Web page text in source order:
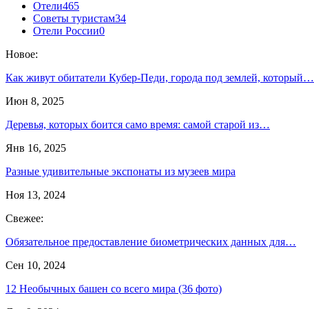
Отели465
Советы туристам34
Отели России0
Новое:
Как живут обитатели Кубер-Педи, города под землей, который…
Июн 8, 2025
Деревья, которых боится само время: самой старой из…
Янв 16, 2025
Разные удивительные экспонаты из музеев мира
Ноя 13, 2024
Свежее:
Обязательное предоставление биометрических данных для…
Сен 10, 2024
12 Необычных башен со всего мира (36 фото)